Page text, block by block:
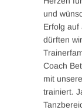
und
Erfolg auf
dürften
Coach
mit
trainiert.